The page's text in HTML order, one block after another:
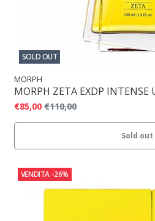
SOLD OUT
MORPH
MORPH ZETA EXDP INTENSE
€85,00 €110,00
Sold out
VENDITA -26%